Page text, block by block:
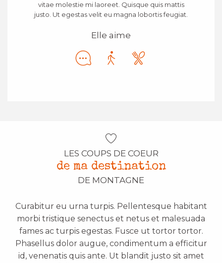
vitae molestie mi laoreet. Quisque quis mattis
justo. Ut egestas velit eu magna lobortis feugiat.
Elle aime
LES COUPS DE COEUR
de ma destination
DE MONTAGNE
Curabitur eu urna turpis. Pellentesque habitant
morbi tristique senectus et netus et malesuada
fames ac turpis egestas. Fusce ut tortor tortor.
Phasellus dolor augue, condimentum a efficitur
id, venenatis quis ante. Ut blandit justo sit amet